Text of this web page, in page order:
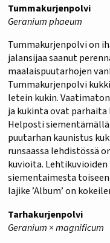
Tummakurjenpolvi
Geranium phaeum
Tummakurjenpolvi on
jalansijaa saanut
maalaispuutarhojen
Tummakurjenpolvi
letein kukin.
ja kukinta ovat parhaita
Helposti
puutarhan kaunistus
runsaassa lehdistössä
kuvioita.
siementaimesta
lajike ’Album’ on
Tarhakurjenpolvi
Geranium × magnificum